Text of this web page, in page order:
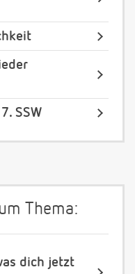
SSW
Thema:
dich jetzt